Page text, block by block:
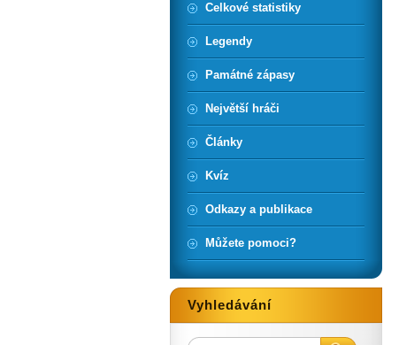
Celkové statistiky
Legendy
Památné zápasy
Největší hráči
Články
Kvíz
Odkazy a publikace
Můžete pomoci?
Vyhledávání